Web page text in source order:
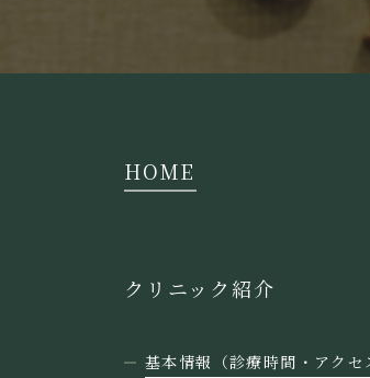
HOME
クリニック紹介
基本情報（診療時間・アクセ